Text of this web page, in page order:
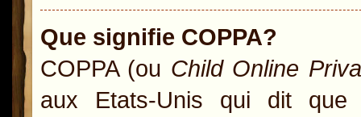
Que signifie COPPA?
COPPA (ou Child Online
aux Etats-Unis qui dit que